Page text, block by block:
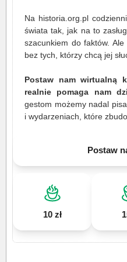
Na historia.org.pl
świata tak, jak na to
szacunkiem do faktów.
bez tych, którzy chcą jej
Postaw nam wirtualną
realnie pomaga nam
gestom możemy nadal
i wydarzeniach, które
Postaw
10 zł